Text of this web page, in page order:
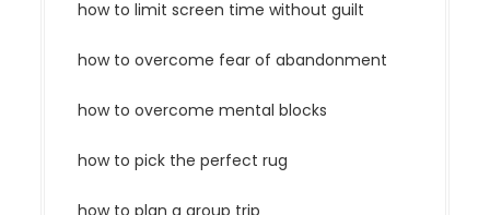
how to limit screen time without guilt
how to overcome fear of abandonment
how to overcome mental blocks
how to pick the perfect rug